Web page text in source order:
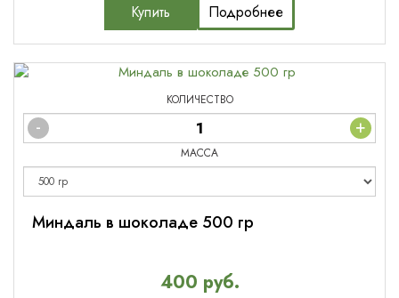
Купить Подробнее
КОЛИЧЕСТВО
- +
МАССА
Миндаль в шоколаде 500 гр
400 руб.